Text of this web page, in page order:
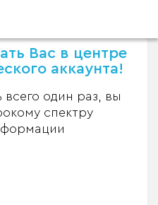
Вас в центре
аккаунта!
один раз, вы
спектру